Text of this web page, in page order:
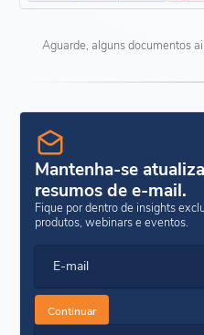
Aguarde, alguns documentos
Mantenha-se
resumos de e-mail.
Fique por dentro de insights
produtos, webinars e eventos.
E-mail
Continuar